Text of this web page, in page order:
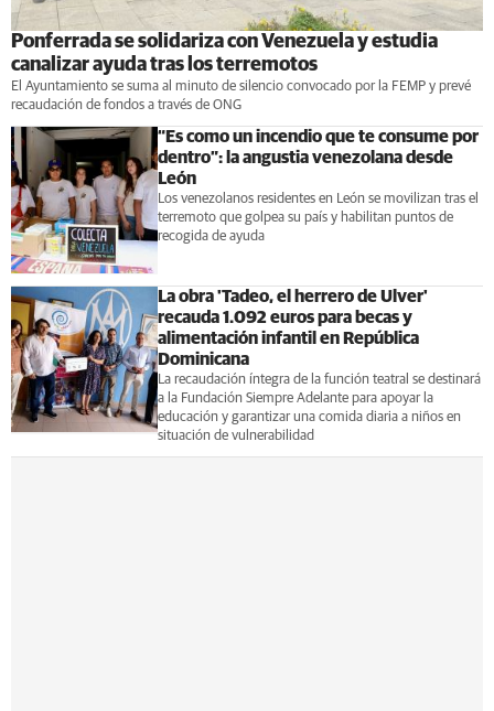
Ponferrada se solidariza con Venezuela y estudia
canalizar ayuda tras los terremotos
El Ayuntamiento se suma al minuto de silencio convocado por la FEMP y prevé
recaudación de fondos a través de ONG
“Es como un incendio que te consume por
dentro”: la angustia venezolana desde
León
Los venezolanos residentes en León se movilizan tras el
terremoto que golpea su país y habilitan puntos de
recogida de ayuda
La obra 'Tadeo, el herrero de Ulver'
recauda 1.092 euros para becas y
alimentación infantil en República
Dominicana
La recaudación íntegra de la función teatral se destinará
a la Fundación Siempre Adelante para apoyar la
educación y garantizar una comida diaria a niños en
situación de vulnerabilidad